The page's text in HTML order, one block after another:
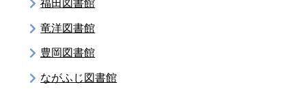
福田図書館
竜洋図書館
豊岡図書館
ながふじ図書館